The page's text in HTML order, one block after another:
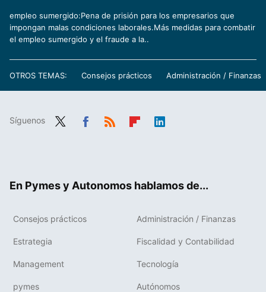
empleo sumergido:Pena de prisión para los empresarios que
impongan malas condiciones laborales.Más medidas para combatir
el empleo sumergido y el fraude a la..
OTROS TEMAS: Consejos prácticos Administración / Finanzas
Síguenos
En Pymes y Autonomos hablamos de...
Consejos prácticos Administración / Finanzas
Estrategia Fiscalidad y Contabilidad
Management Tecnología
pymes Autónomos